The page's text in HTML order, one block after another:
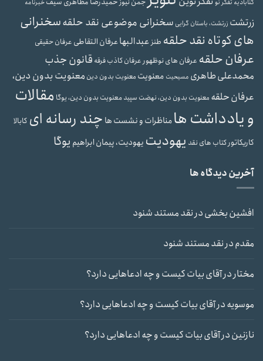
گنابادیه تفکر نو خبرنامه
زرتشت زرتشت، باستان گرایی سخنرانی موضوعی نقد حلقهسخنرانی
های کوتاه نقد حلقه طنزعبدالبهاعرفان التقاطی عرفان حقیقی
عرفان حلقه عرفان های نوظهورعرفان کاذبفرقه قانون جذب
محمدعلی طاهری مسیحیت معنویت معنویت بدون دین معنویت بدون دین،
عرفان حلقه معنویت بدون دین، نهضت سپیدمعنویت بدون دین، یوگا مقالات
و یادداشت هامناظرات و نشست ها چند رسانه ای کابالا
کاریکاتورکتاب های نقد یهودیت یهودیت، پیمان ابراهیم یوگا
آخرین دیدگاه ها
افشین بخشیدرنقد مستند شنود
مقدمدرنقد مستند شنود
مختاردرآقای بیات کیست و چه ادعاهایی دارد؟
موسویهدرآقای بیات کیست و چه ادعاهایی دارد؟
نازنیندرآقای بیات کیست و چه ادعاهایی دارد؟